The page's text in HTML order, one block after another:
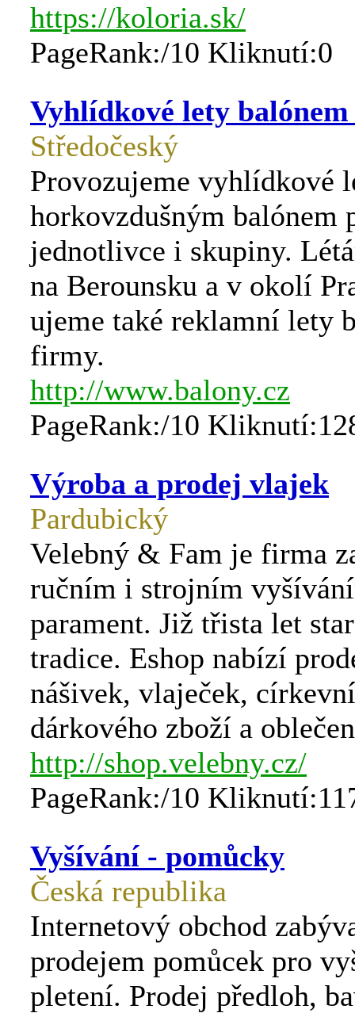
https://koloria.sk/
PageRank:/10 Kliknutí:0
Vyhlídkové lety
Středočeský
Provozujeme vyhlídkové
horkovzdušným balónem
jednotlivce i skupiny.
na Berounsku a v okolí
ujeme také reklamní lety
firmy.
http://www.balony.cz
PageRank:/10
Výroba a prodej vlajek
Pardubický
Velebný & Fam je firma
ručním i strojním
parament. Již třista let
tradice. Eshop nabízí
nášivek, vlaječek,
dárkového zboží a
http://shop.velebny.cz/
PageRank:/10
Vyšívání - pomůcky
Česká republika
Internetový obchod
prodejem pomůcek pro
pletení. Prodej předloh,